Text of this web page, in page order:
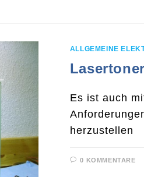
ALLGEMEINE
Es ist auch
herzustellen
0 KOMMENTARE